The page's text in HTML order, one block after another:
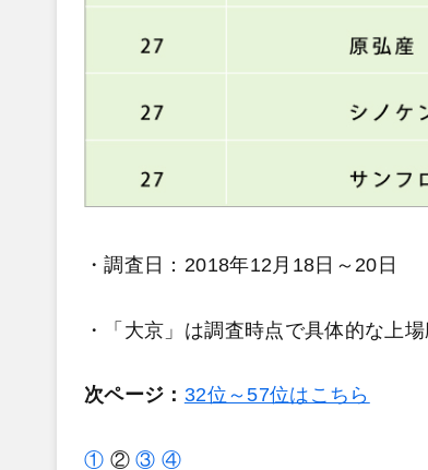
・調査日：2018年12月18日～20日
・「大京」は調査時点で具体的な上
次ページ： 32位～57位はこちら
① ②③ ④